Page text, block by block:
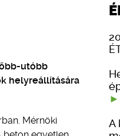
utóbb
helyreállítására
Mérnöki
A